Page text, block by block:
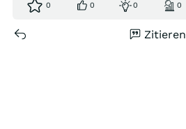
0 0 0 0
Zitieren